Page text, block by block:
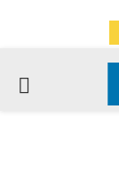
PRIMARY